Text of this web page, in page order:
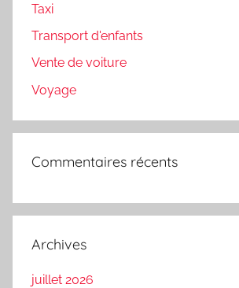
Taxi
Transport d'enfants
Vente de voiture
Voyage
Commentaires récents
Archives
juillet 2026